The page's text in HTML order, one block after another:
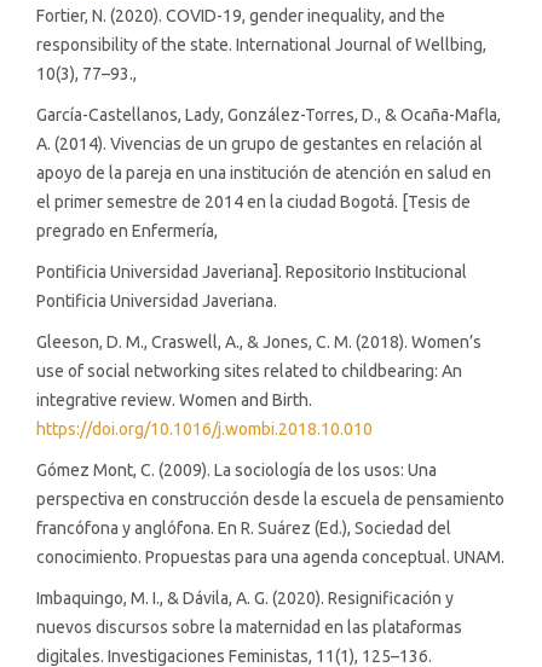
Fortier, N. (2020). COVID-19, gender inequality, and the
responsibility of the state. International Journal of Wellbing,
10(3), 77–93.,
García-Castellanos, Lady, González-Torres, D., & Ocaña-Mafla,
A. (2014). Vivencias de un grupo de gestantes en relación al
apoyo de la pareja en una institución de atención en salud en
el primer semestre de 2014 en la ciudad Bogotá. [Tesis de
pregrado en Enfermería,
Pontificia Universidad Javeriana]. Repositorio Institucional
Pontificia Universidad Javeriana.
Gleeson, D. M., Craswell, A., & Jones, C. M. (2018). Women’s
use of social networking sites related to childbearing: An
integrative review. Women and Birth.
https://doi.org/10.1016/j.wombi.2018.10.010
Gómez Mont, C. (2009). La sociología de los usos: Una
perspectiva en construcción desde la escuela de pensamiento
francófona y anglófona. En R. Suárez (Ed.), Sociedad del
conocimiento. Propuestas para una agenda conceptual. UNAM.
Imbaquingo, M. I., & Dávila, A. G. (2020). Resignificación y
nuevos discursos sobre la maternidad en las plataformas
digitales. Investigaciones Feministas, 11(1), 125–136.